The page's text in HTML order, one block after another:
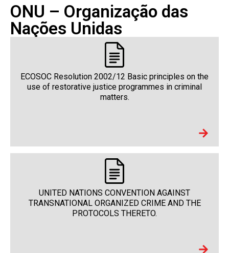
ONU – Organização das
Nações Unidas
ECOSOC Resolution 2002/12 Basic principles on the
use of restorative justice programmes in criminal
matters.
UNITED NATIONS CONVENTION AGAINST
TRANSNATIONAL ORGANIZED CRIME AND THE
PROTOCOLS THERETO.